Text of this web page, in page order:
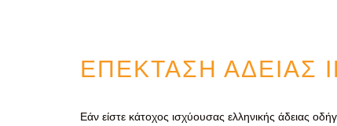
ΕΠΕΚΤΑΣΗ ΑΔΕΙΑΣ
Εάν είστε κάτοχος ισχύουσας ελληνικής άδειας